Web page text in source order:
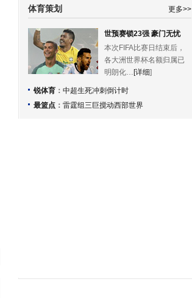
体育策划 更多>>
世预赛锁23强 豪门无忧
本次FIFA比赛日结束后，
各大洲世界杯名额归属已
明朗化… [详细]
锐体育 ： 中超生死冲刺倒计时
最篮点 ： 雷霆组三巨搅动西部世界